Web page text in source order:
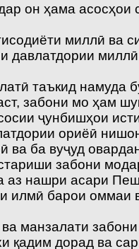
он ҳама асосҳои
миллӣ ва
таъкид намуда
забони мо ҳам
ҷунбишҳои
ориёӣ
ва ба вуҷуд
забони
аз нашри асари
барои оммаи
манзалати
қадим дорад ва